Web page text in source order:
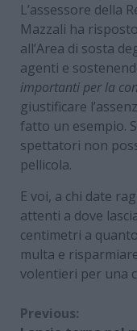
L’assessore della
Mazzali ha
all’Area di sosta
agenti e
importanti per la
giustificare
fatto un esempio.
spettatori non
pellicola.
E voi, a chi date
attenti a dove
centimetri a
multa e
volentieri per una
Continue
Previous: